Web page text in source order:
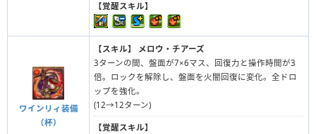
【覚醒スキル】
ワインリィ装備
（杯）
【スキル】
メロウ・チアーズ
3ターンの間、盤面が7×6マス、回復力と操作時間が3
倍。ロックを解除し、盤面を火闇回復に変化。全ドロ
ップを強化。
(12→12ターン)
【覚醒スキル】